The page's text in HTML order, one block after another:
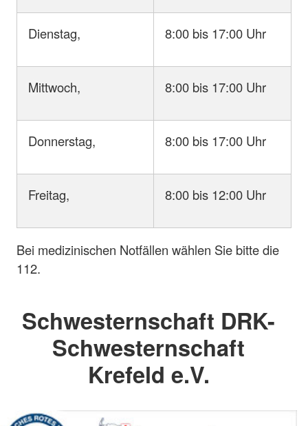
Dienstag, 8:00 bis 17:00 Uhr
Mittwoch, 8:00 bis 17:00 Uhr
Donnerstag, 8:00 bis 17:00 Uhr
Freitag, 8:00 bis 12:00 Uhr
Bei medizinischen Notfällen wählen Sie bitte die
112.
Schwesternschaft DRK-
Schwesternschaft
Krefeld e.V.